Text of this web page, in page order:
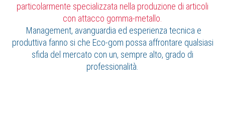
particolarmente specializzata nella produzione di articoli
con attacco gomma-metallo.
Management, avanguardia ed esperienza tecnica e
produttiva fanno si che Eco-gom possa affrontare qualsiasi
sfida del mercato con un, sempre alto, grado di
professionalità.